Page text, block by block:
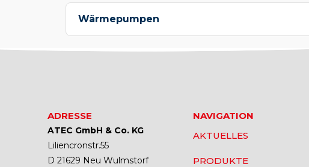
Wärmepumpen
ADRESSE
ATEC GmbH & Co. KG
Liliencronstr.55
D 21629 Neu Wulmstorf
NAVIGATION
AKTUELLES
PRODUKTE